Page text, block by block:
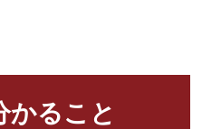
かること